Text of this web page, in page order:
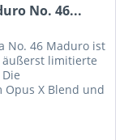
No. 46...
No. 46 Maduro ist
äußerst limitierte
X Blend und